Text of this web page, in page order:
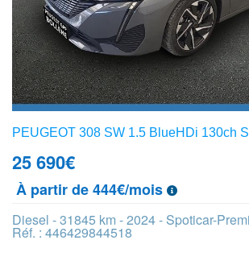
PEUGEOT 308 SW 1.5 BlueHDi 130ch
25 690€
À partir de 444€/mois
Diesel - 31845 km - 2024 - Spoticar-
Réf. : 446429844518